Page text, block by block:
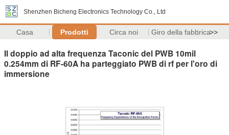
Shenzhen Bicheng Electronics Technology Co., Ltd
Casa Prodotti Circa noi Giro della fabbrica>>
Il doppio ad alta frequenza Taconic del PWB 10mil
0.254mm di RF-60A ha parteggiato PWB di rf per l'oro di
immersione